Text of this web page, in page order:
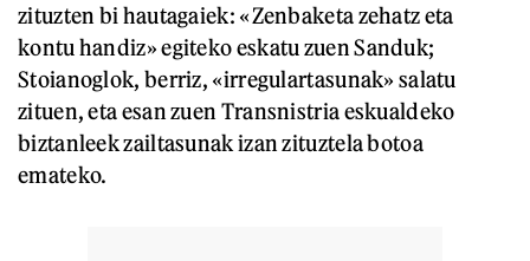
zituzten bi hautagaiek: «Zenbaketa zehatz eta
kontu handiz» egiteko eskatu zuen Sanduk;
Stoianoglok, berriz, «irregulartasunak» salatu
zituen, eta esan zuen Transnistria eskualdeko
biztanleek zailtasunak izan zituztela botoa
emateko.